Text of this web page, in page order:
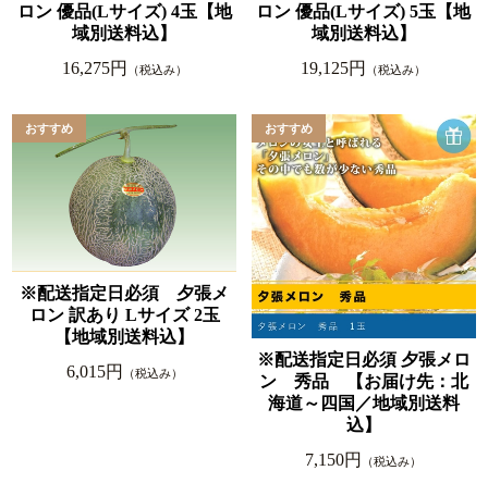
ロン 優品(Lサイズ) 4玉【地
域別送料込】
16,275円
（税込み）
ロン 優品(Lサイズ) 5玉【地
域別送料込】
19,125円
（税込み）
※配送指定日必須 夕張メ
ロン 訳あり Lサイズ 2玉
【地域別送料込】
6,015円
（税込み）
※配送指定日必須 夕張メロ
ン 秀品 【お届け先：北
海道～四国／地域別送料
込】
7,150円
（税込み）